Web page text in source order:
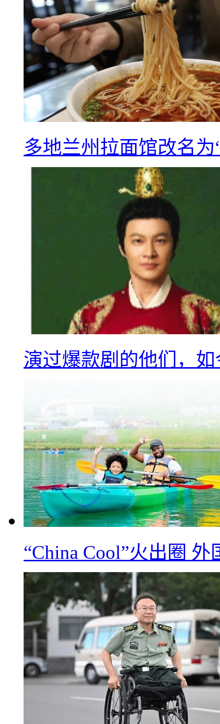
多地兰州拉面馆改名
演过爆款剧的他们，
“China Cool”火出圈